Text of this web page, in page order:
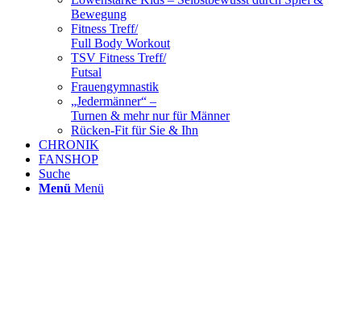
Bewegung
Fitness Treff/
Full Body Workout
TSV Fitness Treff/
Futsal
Frauengymnastik
„Jedermänner“ –
Turnen & mehr nur für Männer
Rücken-Fit für Sie & Ihn
CHRONIK
FANSHOP
Suche
Menü Menü